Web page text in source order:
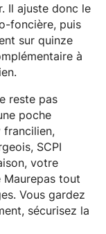
Il ajuste donc le
foncière, puis
sur quinze
à
reste pas
poche
francilien,
SCPI
votre
tout
Vous gardez
sécurisez la